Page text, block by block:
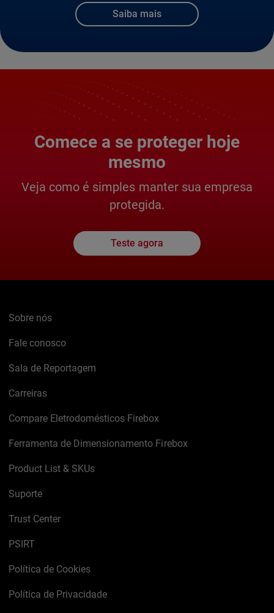
Saiba mais
Comece a se proteger hoje
mesmo
Veja como é simples manter sua empresa
protegida.
Teste agora
Sobre nós
Fale conosco
Sala de Reportagem
Carreiras
Compare Eletrodomésticos Firebox
Ferramenta de Dimensionamento Firebox
Product List & SKUs
Suporte
Trust Center
PSIRT
Política de Cookies
Política de Privacidade